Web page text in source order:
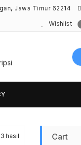
Jawa Timur 62214
Wishlist
hasil Cart